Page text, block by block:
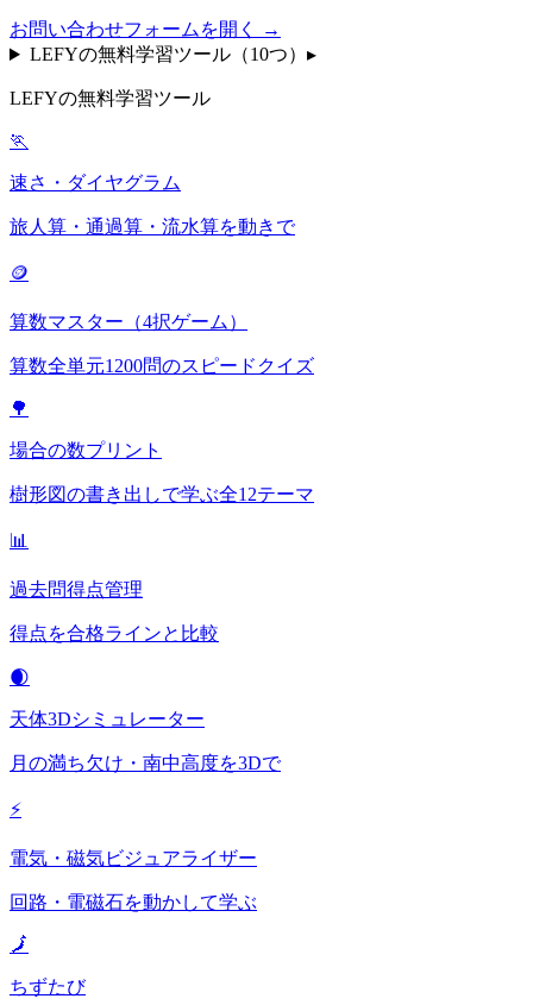
お問い合わせフォームを開く →
LEFYの無料学習ツール（10つ） ▸
LEFYの無料学習ツール
🏃
速さ・ダイヤグラム
旅人算・通過算・流水算を動きで
🪙
算数マスター（4択ゲーム）
算数全単元1200問のスピードクイズ
🌳
場合の数プリント
樹形図の書き出しで学ぶ全12テーマ
📊
過去問得点管理
得点を合格ラインと比較
🌒
天体3Dシミュレーター
月の満ち欠け・南中高度を3Dで
⚡
電気・磁気ビジュアライザー
回路・電磁石を動かして学ぶ
🗾
ちずたび